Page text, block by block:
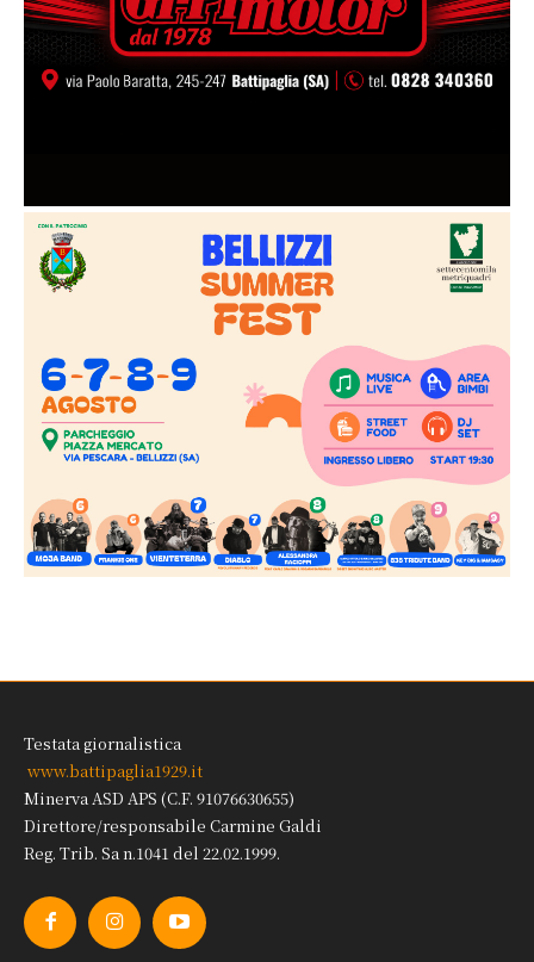
Testata giornalistica
www.battipaglia1929.it
Minerva ASD APS (C.F. 91076630655)
Direttore/responsabile Carmine Galdi
Reg. Trib. Sa n.1041 del 22.02.1999.